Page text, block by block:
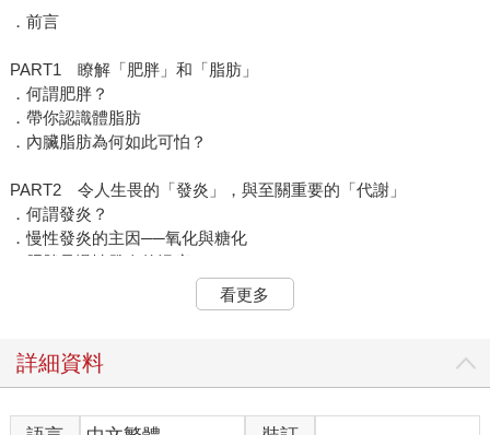
．前言
PART1 瞭解「肥胖」和「脂肪」
．何謂肥胖？
．帶你認識體脂肪
．內臟脂肪為何如此可怕？
PART2 令人生畏的「發炎」，與至關重要的「代謝」
．何謂發炎？
．慢性發炎的主因──氧化與糖化
．肥胖是慢性發炎的溫床
．燃燒雙重脂肪術① 基礎殭屍操
看更多
詳細資料